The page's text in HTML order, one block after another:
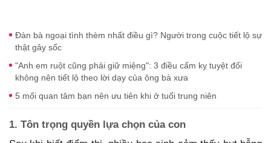
Đàn bà ngoại tình thèm nhất điều gì? Người trong cuộc tiết lộ sự
thật gây sốc
"Anh em ruột cũng phải giữ miệng": 3 điều cấm kỵ tuyệt đối
không nên tiết lộ theo lời dạy của ông bà xưa
5 mối quan tâm bạn nên ưu tiên khi ở tuổi trung niên
1. Tôn trọng quyền lựa chọn của con